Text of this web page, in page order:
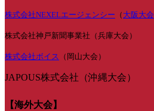
株式会社NEXELエージェンシー （ 大阪大会
株式会社神戸新聞事業社（兵庫大会）
株式会社ボイス （岡山大会）
JAPOUS株式会社（沖縄大会）
【海外大会】